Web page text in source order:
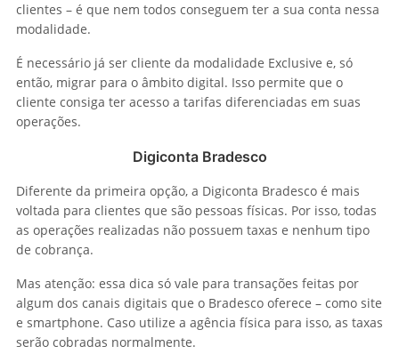
clientes – é que nem todos conseguem ter a sua conta nessa
modalidade.
É necessário já ser cliente da modalidade Exclusive e, só
então, migrar para o âmbito digital. Isso permite que o
cliente consiga ter acesso a tarifas diferenciadas em suas
operações.
Digiconta Bradesco
Diferente da primeira opção, a Digiconta Bradesco é mais
voltada para clientes que são pessoas físicas. Por isso, todas
as operações realizadas não possuem taxas e nenhum tipo
de cobrança.
Mas atenção: essa dica só vale para transações feitas por
algum dos canais digitais que o Bradesco oferece – como site
e smartphone. Caso utilize a agência física para isso, as taxas
serão cobradas normalmente.